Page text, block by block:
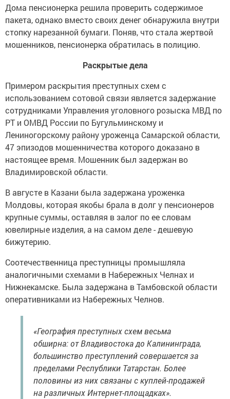
Дома пенсионерка решила проверить содержимое
пакета, однако вместо своих денег обнаружила внутри
стопку нарезанной бумаги. Поняв, что стала жертвой
мошенников, пенсионерка обратилась в полицию.
Раскрытые дела
Примером раскрытия преступных схем с
использованием сотовой связи является задержание
сотрудниками Управления уголовного розыска МВД по
РТ и ОМВД России по Бугульминскому и
Лениногорскому району уроженца Самарской области,
47 эпизодов мошенничества которого доказано в
настоящее время. Мошенник был задержан во
Владимировской области.
В августе в Казани была задержана уроженка
Молдовы, которая якобы брала в долг у пенсионеров
крупные суммы, оставляя в залог по ее словам
ювелирные изделия, а на самом деле - дешевую
бижутерию.
Соотечественница преступницы промышляла
аналогичными схемами в Набережных Челнах и
Нижнекамске. Была задержана в Тамбовской области
оперативниками из Набережных Челнов.
«География преступных схем весьма
обширна: от Владивостока до Калининграда,
большинство преступлений совершается за
пределами Республики Татарстан. Более
половины из них связаны с куплей-продажей
на различных Интернет-площадках».